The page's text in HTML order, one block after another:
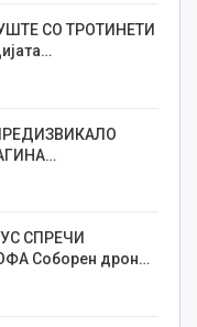
СО ТРОТИНЕТИ
СПРЕЧИ
Соборен дрон…